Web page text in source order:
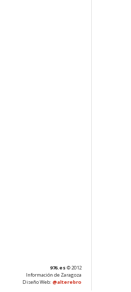
976.es © 2012
Información de Zaragoza
Diseño Web: @alterebro